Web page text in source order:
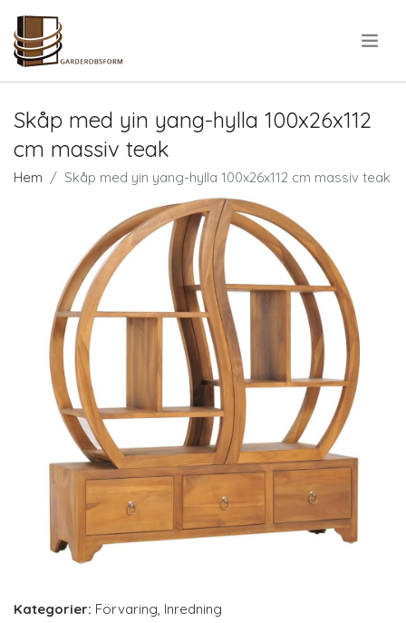
Skåp med yin yang-hylla 100x26x112
cm massiv teak
Hem Skåp med yin yang-hylla 100x26x112 cm massiv teak
Kategorier: Förvaring, Inredning